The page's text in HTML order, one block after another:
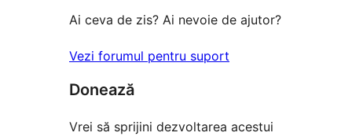
Ai ceva de zis? Ai nevoie de ajutor?
Vezi forumul pentru suport
Donează
Vrei să sprijini dezvoltarea acestui